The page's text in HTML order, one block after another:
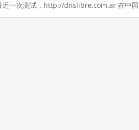
一次测试，http://dnslibre.com.ar 在中国